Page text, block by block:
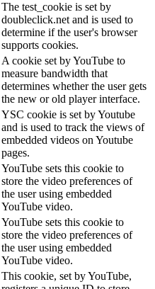
The test_cookie is set by
doubleclick.net and is used to
determine if the user's browser
supports cookies.
A cookie set by YouTube to
measure bandwidth that
determines whether the user gets
the new or old player interface.
YSC cookie is set by Youtube
and is used to track the views of
embedded videos on Youtube
pages.
YouTube sets this cookie to
store the video preferences of
the user using embedded
YouTube video.
YouTube sets this cookie to
store the video preferences of
the user using embedded
YouTube video.
This cookie, set by YouTube,